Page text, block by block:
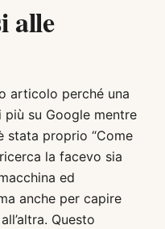
alle
articolo perché una
su Google mentre
stata proprio “Come
la facevo sia
ed
anche per capire
Questo